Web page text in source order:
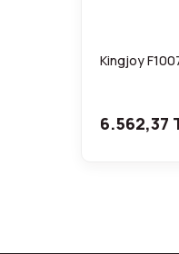
Kingjoy
6.562,37